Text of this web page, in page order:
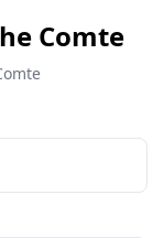
Comte